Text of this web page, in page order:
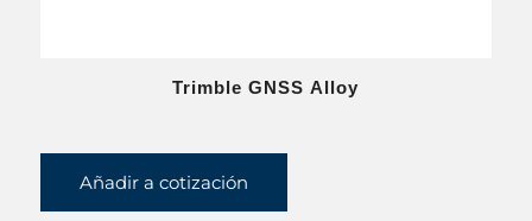
Trimble GNSS Alloy
Añadir a cotización